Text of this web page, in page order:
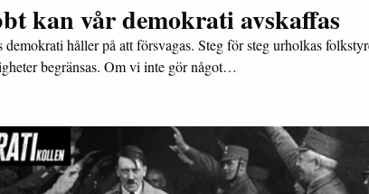
kan vår demokrati avskaffas
demokrati håller på att försvagas. Steg för steg urholkas
begränsas. Om vi inte gör något…